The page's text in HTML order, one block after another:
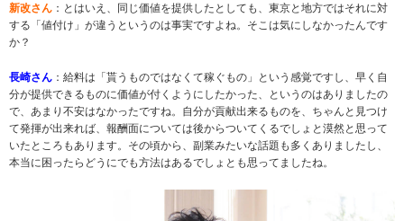
新改さん ：とはいえ、同じ価値を提供したとしても、東京と地方ではそれに対
する「値付け」が違うというのは事実ですよね。そこは気にしなかったんです
か？
長崎さん ：給料は「貰うものではなくて稼ぐもの」という感覚ですし、早く自
分が提供できるものに価値が付くようにしたかった、というのはありましたの
で、あまり不安はなかったですね。自分が貢献出来るものを、ちゃんと見つけ
て発揮が出来れば、報酬面については後からついてくるでしょと漠然と思って
いたところもあります。その頃から、副業みたいな話題も多くありましたし、
本当に困ったらどうにでも方法はあるでしょとも思ってましたね。